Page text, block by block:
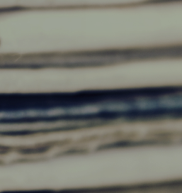
EVENTS イベント
イベントアーカイブ
バー ルーム101
予約
& FLIGHTS
宿泊+航空券
ROOMS
インフォメーション
雰囲気
インフォメーション
コンセプト
& EVENTS 会場レンタル
お問い合わせ
トランクホテルについて
時代背景
コンセプト東京デザイン
OF ONDEN 穏田の歴史
谷の街パートナー
寄付
アワード
MISS THIS